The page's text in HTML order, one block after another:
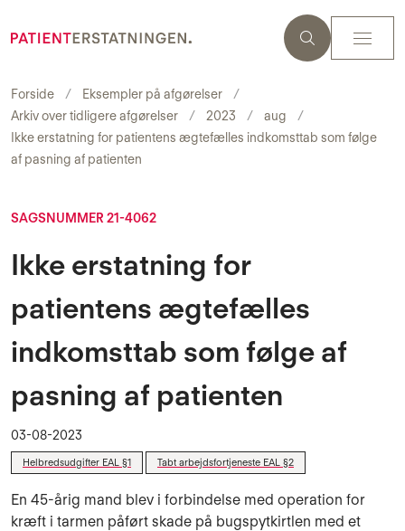
Forside
Eksempler på afgørelser
Arkiv over tidligere afgørelser
2023
aug
Ikke erstatning for patientens ægtefælles indkomsttab som følge
af pasning af patienten
SAGSNUMMER 21-4062
Ikke erstatning for
patientens ægtefælles
indkomsttab som følge af
pasning af patienten
03-08-2023
Helbredsudgifter EAL §1 Tabt arbejdsfortjeneste EAL §2
En 45-årig mand blev i forbindelse med operation for
kræft i tarmen påført skade på bugspytkirtlen med et